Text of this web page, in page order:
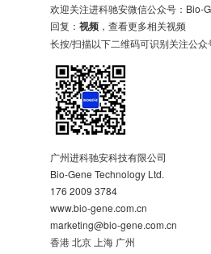
欢迎关注进科驰安微信公众号：Bio-
回复： 视频 ，查看更多相关视频
长按/扫描以下二维码可识别关注公众
广州进科驰安科技有限公司
Bio-Gene Technology Ltd.
176 2009 3784
www.bio-gene.com.cn
marketing@bio-gene.com.cn
香港 北京 上海 广州